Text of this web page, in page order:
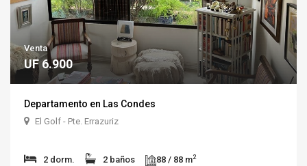
Venta
UF 6.900
Departamento en Las Condes
El Golf - Pte. Errazuriz
2 dorm. 2 baños 88 / 88 m2